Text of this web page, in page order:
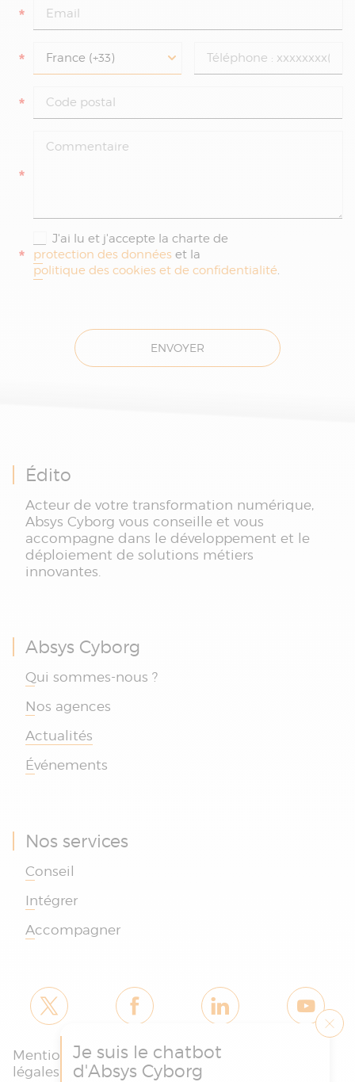
*
*
*
*
*
J'ai lu et j'accepte la charte de
protection des données et la
politique des cookies et de confidentialité.
ENVOYER
Édito
Acteur de votre transformation numérique,
Absys Cyborg vous conseille et vous
accompagne dans le développement et le
déploiement de solutions métiers
innovantes.
Absys Cyborg
Qui sommes-nous ?
Nos agences
Actualités
Événements
Nos services
Conseil
Intégrer
Accompagner
Mentions
légales et
Politique des
cookies et de
Je suis le chatbot
d'Absys Cyborg